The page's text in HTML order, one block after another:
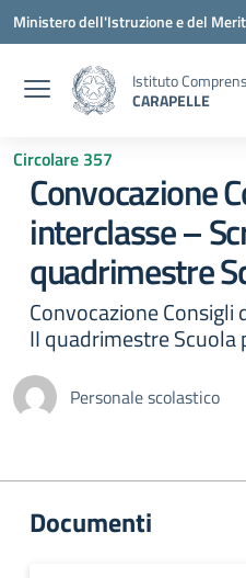
Vai ai contenuti
Vai al menu di navigazione
Vai al footer
Ministero dell'Istruzione e del
Istituto
CARAPELLE
Circolare 357
Convocazione
interclasse –
quadrimestre
Convocazione
II quadrimestre Scuola
Personale scolastico
Documenti